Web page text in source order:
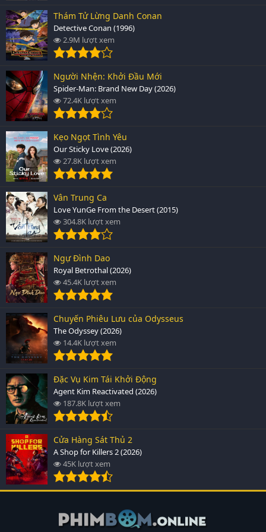
Thám Tử Lừng Danh Conan
Detective Conan (1996)
2.9M lượt xem
Người Nhện: Khởi Đầu Mới
Spider-Man: Brand New Day (2026)
72.4K lượt xem
Kẹo Ngọt Tình Yêu
Our Sticky Love (2026)
27.8K lượt xem
Vân Trung Ca
Love YunGe From the Desert (2015)
304.8K lượt xem
Ngự Đình Dao
Royal Betrothal (2026)
45.4K lượt xem
Chuyến Phiêu Lưu của Odysseus
The Odyssey (2026)
14.4K lượt xem
Đặc Vụ Kim Tái Khởi Động
Agent Kim Reactivated (2026)
187.8K lượt xem
Cửa Hàng Sát Thủ 2
A Shop for Killers 2 (2026)
45K lượt xem